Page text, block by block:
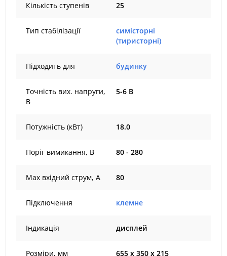
Кількість ступенів 25
Тип стабілізації
симісторні
(тиристорні)
Підходить для будинку
Точність вих. напруги,
В
5-6 В
Потужність (кВт) 18.0
Поріг вимикання, В 80 - 280
Max вхідний струм, А 80
Підключення клемне
Індикація дисплей
Розміри, мм 655 х 350 х 215